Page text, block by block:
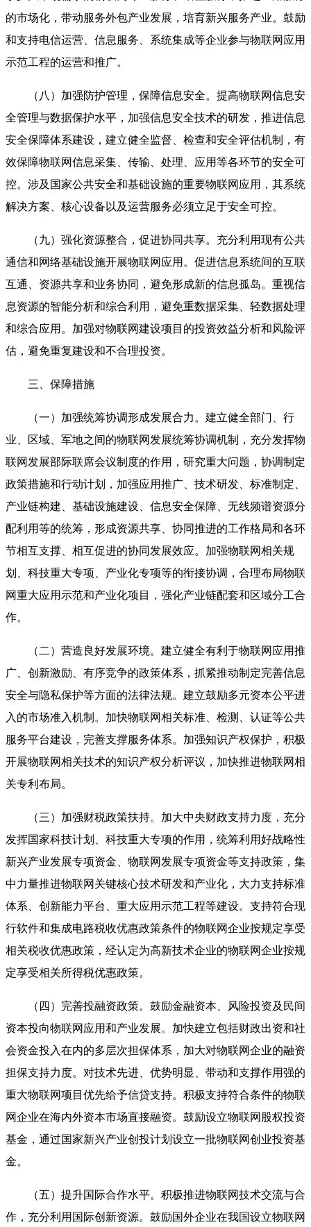
的市场化，带动服务外包产业发展，培育新兴服务产业。鼓励
和支持电信运营、信息服务、系统集成等企业参与物联网应用
示范工程的运营和推广。
（八）加强防护管理，保障信息安全。提高物联网信息安
全管理与数据保护水平，加强信息安全技术的研发，推进信息
安全保障体系建设，建立健全监督、检查和安全评估机制，有
效保障物联网信息采集、传输、处理、应用等各环节的安全可
控。涉及国家公共安全和基础设施的重要物联网应用，其系统
解决方案、核心设备以及运营服务必须立足于安全可控。
（九）强化资源整合，促进协同共享。充分利用现有公共
通信和网络基础设施开展物联网应用。促进信息系统间的互联
互通、资源共享和业务协同，避免形成新的信息孤岛。重视信
息资源的智能分析和综合利用，避免重数据采集、轻数据处理
和综合应用。加强对物联网建设项目的投资效益分析和风险评
估，避免重复建设和不合理投资。
三、保障措施
（一）加强统筹协调形成发展合力。建立健全部门、行
业、区域、军地之间的物联网发展统筹协调机制，充分发挥物
联网发展部际联席会议制度的作用，研究重大问题，协调制定
政策措施和行动计划，加强应用推广、技术研发、标准制定、
产业链构建、基础设施建设、信息安全保障、无线频谱资源分
配利用等的统筹，形成资源共享、协同推进的工作格局和各环
节相互支撑、相互促进的协同发展效应。加强物联网相关规
划、科技重大专项、产业化专项等的衔接协调，合理布局物联
网重大应用示范和产业化项目，强化产业链配套和区域分工合
作。
（二）营造良好发展环境。建立健全有利于物联网应用推
广、创新激励、有序竞争的政策体系，抓紧推动制定完善信息
安全与隐私保护等方面的法律法规。建立鼓励多元资本公平进
入的市场准入机制。加快物联网相关标准、检测、认证等公共
服务平台建设，完善支撑服务体系。加强知识产权保护，积极
开展物联网相关技术的知识产权分析评议，加快推进物联网相
关专利布局。
（三）加强财税政策扶持。加大中央财政支持力度，充分
发挥国家科技计划、科技重大专项的作用，统筹利用好战略性
新兴产业发展专项资金、物联网发展专项资金等支持政策，集
中力量推进物联网关键核心技术研发和产业化，大力支持标准
体系、创新能力平台、重大应用示范工程等建设。支持符合现
行软件和集成电路税收优惠政策条件的物联网企业按规定享受
相关税收优惠政策，经认定为高新技术企业的物联网企业按规
定享受相关所得税优惠政策。
（四）完善投融资政策。鼓励金融资本、风险投资及民间
资本投向物联网应用和产业发展。加快建立包括财政出资和社
会资金投入在内的多层次担保体系，加大对物联网企业的融资
担保支持力度。对技术先进、优势明显、带动和支撑作用强的
重大物联网项目优先给予信贷支持。积极支持符合条件的物联
网企业在海内外资本市场直接融资。鼓励设立物联网股权投资
基金，通过国家新兴产业创投计划设立一批物联网创业投资基
金。
（五）提升国际合作水平。积极推进物联网技术交流与合
作，充分利用国际创新资源。鼓励国外企业在我国设立物联网